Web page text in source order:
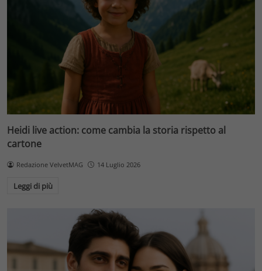
Heidi live action: come cambia la storia rispetto al
cartone
Redazione VelvetMAG 14 Luglio 2026
Leggi di più